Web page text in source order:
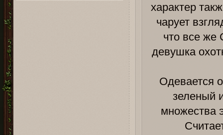
характер
чарует
что все же
девушка
Одевается
зеленый
множества